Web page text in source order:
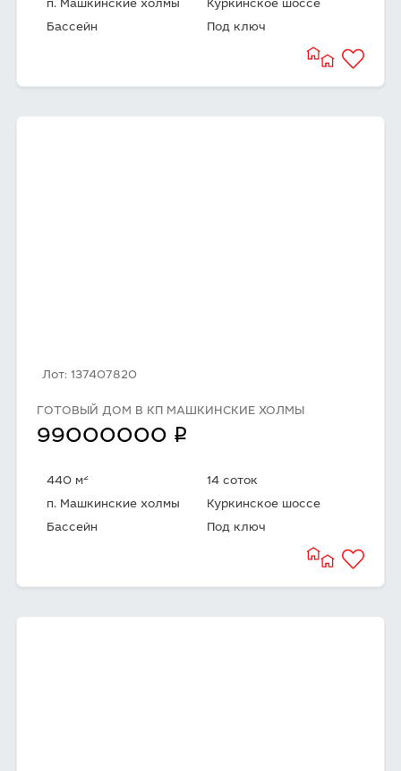
п. Машкинские холмы
Куркинское шоссе
Бассейн
Под ключ
Лот: 137407820
ГОТОВЫЙ ДОМ В КП МАШКИНСКИЕ ХОЛМЫ
99000000 q
440 м2
14 соток
п. Машкинские холмы
Куркинское шоссе
Бассейн
Под ключ